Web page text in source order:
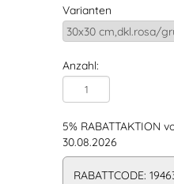
Varianten
Anzahl:
5% RABATTAKTION
30.08.2026
RABATTCODE: